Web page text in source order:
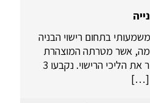
בתחום רישוי הבניה
אשר מטרתה המוצהרת
הינה לשפר, לייעל ולקצר את הליכי הרישוי. נקבעו 3
[…]